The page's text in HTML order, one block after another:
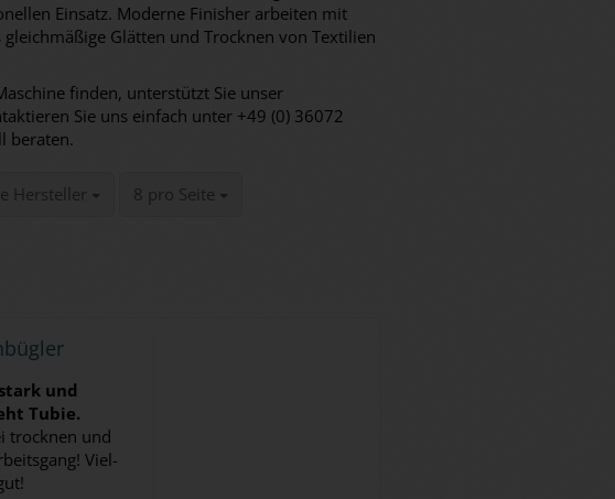
Einsatz. Moderne Finisher arbeiten mit
Glätten und Trocknen von Textilien
finden, unterstützt Sie unser
Sie uns einfach unter +49 (0) 36072
beraten.
Hersteller
Seite 8 pro Seite
pro Seite
und
Tubie.
trock­nen und
Viel­